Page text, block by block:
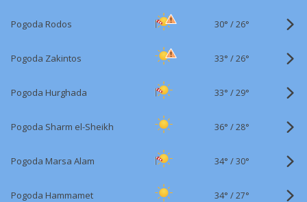
Pogoda Rodos 30° /26°
Pogoda Zakintos 33° /26°
Pogoda Hurghada 33° /29°
Pogoda Sharm el-Sheikh 36° /28°
Pogoda Marsa Alam 34° /30°
Pogoda Hammamet 34° /27°